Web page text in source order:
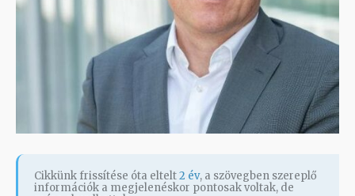
Cikkünk frissítése óta eltelt2 év, a szövegben szereplő
információk a megjelenéskor pontosak voltak, de